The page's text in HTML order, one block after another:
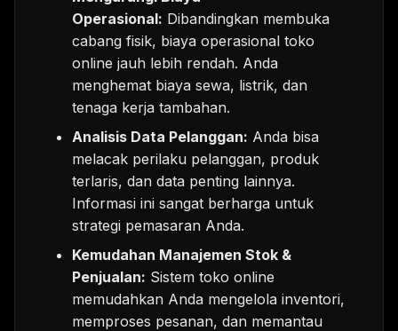
Operasional: Dibandingkan membuka
cabang fisik, biaya operasional toko
online jauh lebih rendah. Anda
menghemat biaya sewa, listrik, dan
tenaga kerja tambahan.
Analisis Data Pelanggan: Anda bisa
melacak perilaku pelanggan, produk
terlaris, dan data penting lainnya.
Informasi ini sangat berharga untuk
strategi pemasaran Anda.
Kemudahan Manajemen Stok &
Penjualan: Sistem toko online
memudahkan Anda mengelola inventori,
memproses pesanan, dan memantau